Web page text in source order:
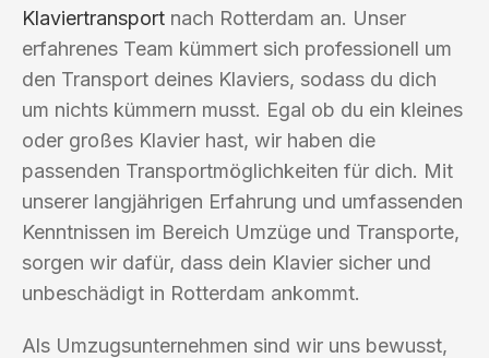
Klaviertransport nach Rotterdam an. Unser
erfahrenes Team kümmert sich professionell um
den Transport deines Klaviers, sodass du dich
um nichts kümmern musst. Egal ob du ein kleines
oder großes Klavier hast, wir haben die
passenden Transportmöglichkeiten für dich. Mit
unserer langjährigen Erfahrung und umfassenden
Kenntnissen im Bereich Umzüge und Transporte,
sorgen wir dafür, dass dein Klavier sicher und
unbeschädigt in Rotterdam ankommt.
Als Umzugsunternehmen sind wir uns bewusst,